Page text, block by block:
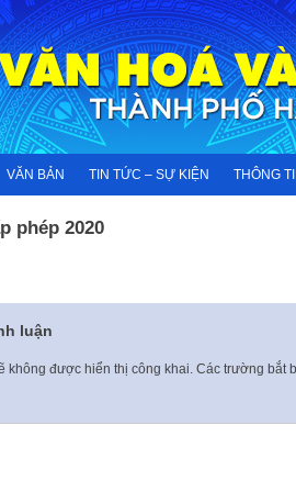
VĂN BẢN TIN TỨC – SỰ KIỆN THÔNG
phép 2020
luận
không được hiển thị công khai. Các trường bắt